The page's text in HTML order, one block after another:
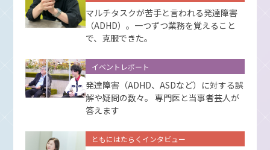
マルチタスクが苦手と言われる発達障害
（ADHD）。一つずつ業務を覚えること
で、克服できた。
イベントレポート
発達障害（ADHD、ASDなど）に対する誤
解や疑問の数々。 専門医と当事者芸人が
答えます
ともにはたらくインタビュー